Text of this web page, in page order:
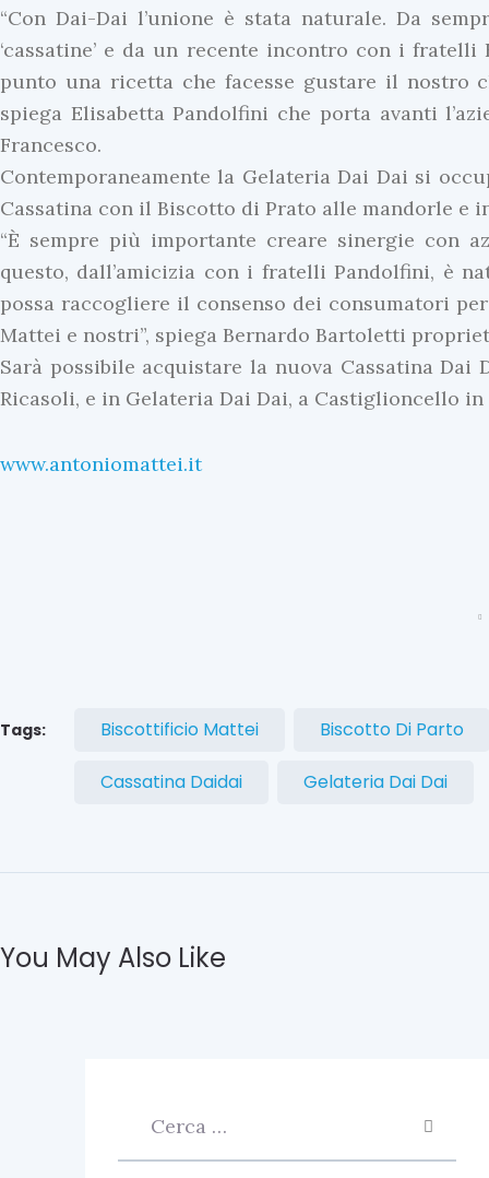
“Con Dai-Dai l’unione è stata naturale. Da
‘cassatine’ e da un recente incontro con i
punto una ricetta che facesse gustare il nostro
spiega Elisabetta Pandolfini che porta avanti
Francesco.
Contemporaneamente la Gelateria Dai Dai si
Cassatina con il Biscotto di Prato alle mandorle e
“È sempre più importante creare sinergie con
questo, dall’amicizia con i fratelli Pandolfini, è
possa raccogliere il consenso dei consumatori
Mattei e nostri”, spiega Bernardo Bartoletti
Sarà possibile acquistare la nuova Cassatina
Ricasoli, e in Gelateria Dai Dai, a Castiglioncello
www.antoniomattei.it
Tags: Biscottificio Mattei Biscotto Di Parto
Cassatina Daidai Gelateria Dai Dai
You May Also Like
e
e
e